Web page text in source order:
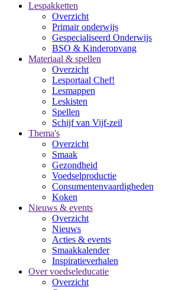
Lespakketten
Overzicht
Primair onderwijs
Gespecialiseerd Onderwijs
BSO & Kinderopvang
Materiaal & spellen
Overzicht
Lesportaal Chef!
Lesmappen
Leskisten
Spellen
Schijf van Vijf-zeil
Thema's
Overzicht
Smaak
Gezondheid
Voedselproductie
Consumentenvaardigheden
Koken
Nieuws & events
Overzicht
Nieuws
Acties & events
Smaakkalender
Inspiratieverhalen
Over voedseleducatie
Overzicht